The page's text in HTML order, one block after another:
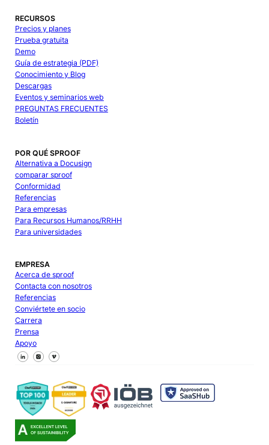
RECURSOS
Precios y planes
Prueba gratuita
Demo
Guía de estrategia (PDF)
Conocimiento y Blog
Descargas
Eventos y seminarios web
PREGUNTAS FRECUENTES
Boletín
POR QUÉ SPROOF
Alternativa a Docusign
comparar sproof
Conformidad
Referencias
Para empresas
Para Recursos Humanos/RRHH
Para universidades
EMPRESA
Acerca de sproof
Contacta con nosotros
Referencias
Conviértete en socio
Carrera
Prensa
Apoyo
Síguenos en Facebook
Síguenos en X
Síguenos en LinkedIn